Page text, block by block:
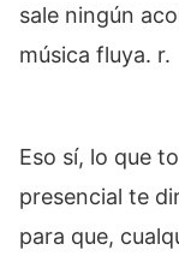
sale ningún
música fluya. r.
Eso sí, lo que
presencial te
para que,